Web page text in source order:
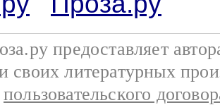
предоставляет
своих литературных
пользовательского